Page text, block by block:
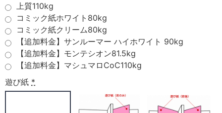
上質110kg
コミック紙ホワイト80kg
コミック紙クリーム80kg
【追加料金】サンルーマー ハイホワイト 90kg
【追加料金】モンテシオン81.5kg
【追加料金】マシュマロCoC110kg
遊び紙 *